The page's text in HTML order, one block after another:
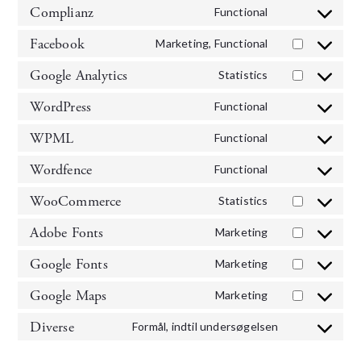
Complianz Functional
Facebook Marketing, Functional
Google Analytics Statistics
WordPress Functional
WPML Functional
Wordfence Functional
WooCommerce Statistics
Adobe Fonts Marketing
Google Fonts Marketing
Google Maps Marketing
Diverse Formål, indtil undersøgelsen